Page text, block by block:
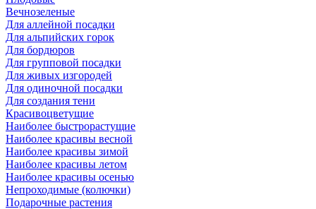
Вечнозеленые
Для аллейной посадки
Для альпийских горок
Для бордюров
Для групповой посадки
Для живых изгородей
Для одиночной посадки
Для создания тени
Красивоцветущие
Наиболее быстрорастущие
Наиболее красивы весной
Наиболее красивы зимой
Наиболее красивы летом
Наиболее красивы осенью
Непроходимые (колючки)
Подарочные растения